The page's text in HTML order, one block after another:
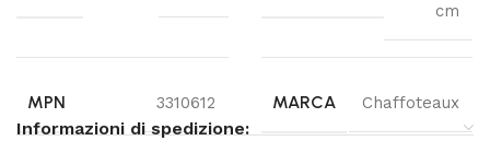
cm
MPN 3310612 MARCA Chaffoteaux
Informazioni di spedizione: